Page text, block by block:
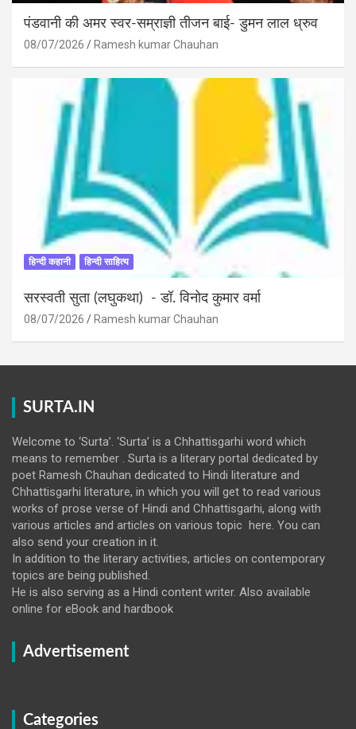
पंडवानी की अमर स्वर-सम्राज्ञी तीजन बाई- डुमन लाल ध्रुव
08/07/2026 Ramesh kumar Chauhan
हिन्दी कहानी हिन्दी साहित्य
सरस्वती सुता (लघुकथा) ​- डॉ. विनोद कुमार वर्मा
08/07/2026 Ramesh kumar Chauhan
SURTA.IN
Welcome to ‘Surta’. ‘Surta’ is a Chhattisgarhi word which
means to remember . Surta is a literary portal dedicated by
poet Ramesh Chauhan dedicated to Hindi literature and
Chhattisgarhi literature, in which you will get to read various
works of prose verse of Hindi and Chhattisgarhi, along with
various articles and articles on various topic here. You can
also send your creation in it.
In addition to the literary activities, articles on contemporary
topics are being published.
He is also serving as a Hindi content writer. Also available
online for eBook and hardbook
Advertisement
Categories